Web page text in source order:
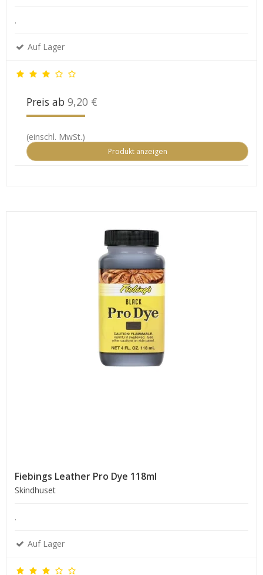
.
Auf Lager
Preis ab 9,20 €
(einschl. MwSt.)
Produkt anzeigen
Fiebings Leather Pro Dye 118ml
Skindhuset
.
Auf Lager